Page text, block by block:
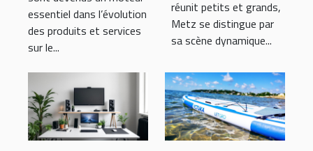
essentiel dans l’évolution
des produits et services
sur le...
âges
réunit petits et grands,
Metz se distingue par
sa scène dynamique...